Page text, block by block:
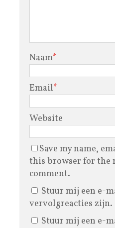
Naam*
Email*
Website
Save my name,
this browser for the
comment.
Stuur mij een e-
vervolgreacties zijn.
Stuur mij een e-